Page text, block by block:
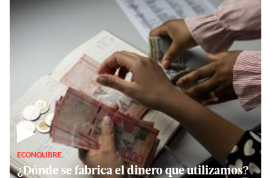
▶
ECONOLIBRE
¿Dónde se fabrica el dinero que utilizamos?